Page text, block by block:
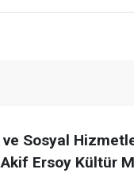
Sosyal
Ersoy Kültür